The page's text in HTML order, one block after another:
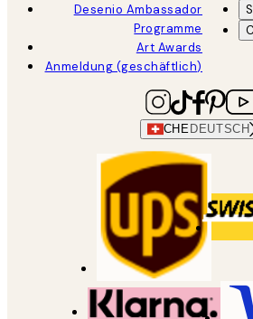
Desenio Ambassador
Programme
Art Awards
Anmeldung (geschäftlich)
CHE DEUTSCH